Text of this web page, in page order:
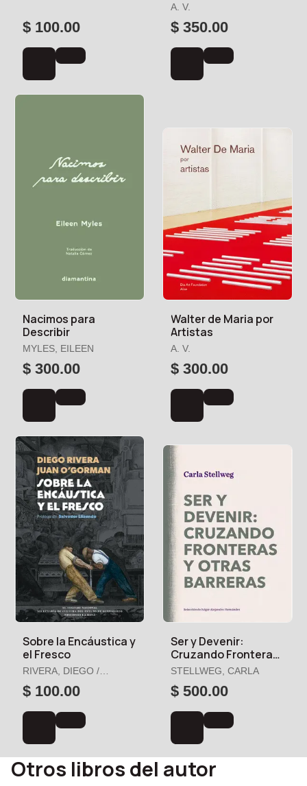
$ 100.00
A. V.
$ 350.00
Nacimos para
Describir
MYLES, EILEEN
$ 300.00
Walter de Maria por
Artistas
A. V.
$ 300.00
Sobre la Encáustica y
el Fresco
RIVERA, DIEGO /
O'GORMAN, JUAN
$ 100.00
Ser y Devenir:
Cruzando Fronteras
y Otras Barreras
STELLWEG, CARLA
$ 500.00
Otros libros del autor